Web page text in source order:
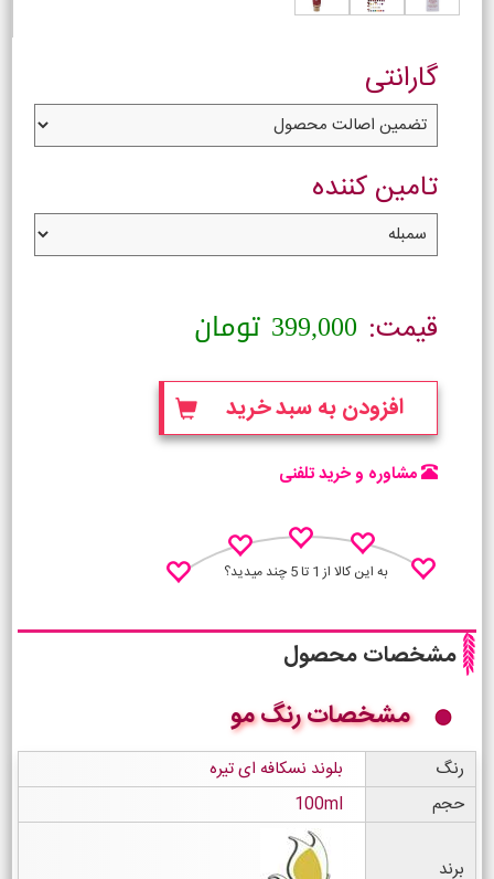
گارانتی
تامین کننده
قیمت: 399,000 تومان
افزودن به سبد خرید
مشاوره و خرید تلفنی
به این کالا از 1 تا 5 چند میدید؟
نظـر منو اعلام کن
مشخصات محصول
مشخصات رنگ مو
رنگ
بلوند نسکافه ای تیره
حجم
100ml
برند